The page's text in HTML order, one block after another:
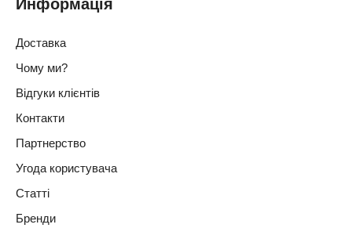
Информація
Доставка
Чому ми?
Відгуки клієнтів
Контакти
Партнерство
Угода користувача
Статті
Бренди